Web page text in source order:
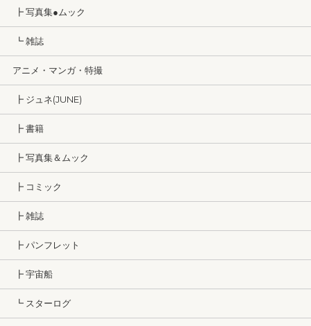
┣ 写真集●ムック
┗ 雑誌
アニメ・マンガ・特撮
┣ ジュネ(JUNE)
┣ 書籍
┣ 写真集＆ムック
┣ コミック
┣ 雑誌
┣ パンフレット
┣ 宇宙船
┗ スターログ